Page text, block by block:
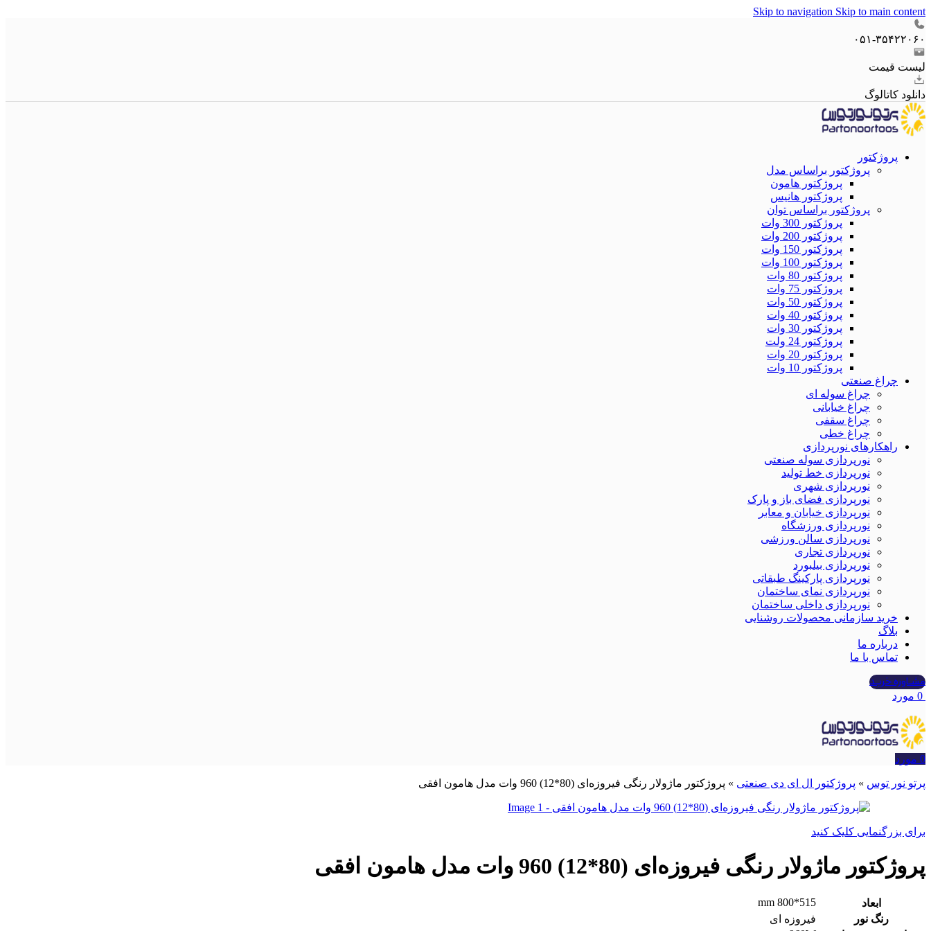
Skip to navigation Skip to main content
۰۵۱-۳۵۴۲۲۰۶۰
لیست قیمت
دانلود کاتالوگ
پروژکتور
پروژکتور براساس مدل
پروژکتور هامون
پروژکتور هانیس
پروژکتور براساس توان
پروژکتور 300 وات
پروژکتور 200 وات
پروژکتور 150 وات
پروژکتور 100 وات
پروژکتور 80 وات
پروژکتور 75 وات
پروژکتور 50 وات
پروژکتور 40 وات
پروژکتور 30 وات
پروژکتور 24 ولت
پروژکتور 20 وات
پروژکتور 10 وات
چراغ صنعتی
چراغ سوله ای
چراغ خیابانی
چراغ سقفی
چراغ خطی
راهکارهای نورپردازی
نورپردازی سوله‌ صنعتی
نورپردازی خط تولید
نورپردازی شهری
نورپردازی فضای باز و پارک
نورپردازی خیابان و معابر
نورپردازی ورزشگاه
نورپردازی سالن ورزشی
نورپردازی تجاری
نورپردازی بیلبورد
نورپردازی پارکینگ طبقاتی
نورپردازی نمای ساختمان
نورپردازی داخلی ساختمان
خرید سازمانی محصولات روشنایی
بلاگ
درباره ما
تماس با ما
مشــاوره خریــد
0 مورد
0 مورد
پرتو نور توس » پروژکتور ال ای دی صنعتی » پروژکتور ماژولار رنگی فیروزه‌ای (80*12) 960 وات مدل هامون افقی
برای بزرگنمایی کلیک کنید
پروژکتور ماژولار رنگی فیروزه‌ای (80*12) 960 وات مدل هامون افقی
ابعاد
515*800 mm
رنگ نور
فیروزه ای